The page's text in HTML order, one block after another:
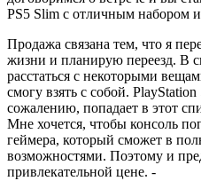
PS5 Slim с отличным набором
Продажа связана тем, что я
жизни и планирую переезд. В
расстаться с некоторыми
смогу взять с собой.
сожалению, попадает в этот
Мне хочется, чтобы консоль
геймера, который сможет в
возможностями. Поэтому и
привлекательной цене. -